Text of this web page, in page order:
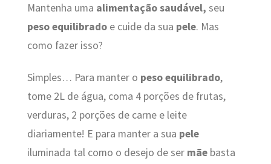
Mantenha uma alimentação saudável, seu
peso equilibradoe cuide da sua pele. Mas
como fazer isso?
Simples… Para manter o peso equilibrado,
tome 2L de água, coma 4 porções de frutas,
verduras, 2 porções de carne e leite
diariamente! E para manter a sua pele
iluminada tal como o desejo de ser mãebasta